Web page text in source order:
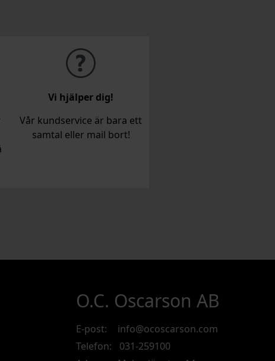
Vi hjälper dig!
Vår kundservice är bara ett
samtal eller mail bort!
O.C. Oscarson AB
E-post:
info@ocoscarson.com
Telefon:
031-259100